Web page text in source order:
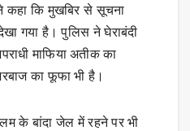
कहा कि मुखबिर से सूचना
गया है। पुलिस ने घेराबंदी
माफिया अतीक का
का फूफा भी है।
के बांदा जेल में रहने पर भी